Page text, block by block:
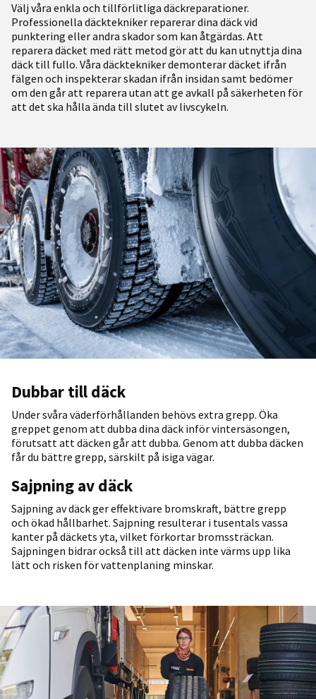
Välj våra enkla och tillförlitliga däckreparationer.
Professionella däcktekniker reparerar dina däck vid
punktering eller andra skador som kan åtgärdas. Att
reparera däcket med rätt metod gör att du kan utnyttja dina
däck till fullo. Våra däcktekniker demonterar däcket ifrån
fälgen och inspekterar skadan ifrån insidan samt bedömer
om den går att reparera utan att ge avkall på säkerheten för
att det ska hålla ända till slutet av livscykeln.
Dubbar till däck
Under svåra väderförhållanden behövs extra grepp. Öka
greppet genom att dubba dina däck inför vintersäsongen,
förutsatt att däcken går att dubba. Genom att dubba däcken
får du bättre grepp, särskilt på isiga vägar.
Sajpning av däck
Sajpning av däck ger effektivare bromskraft, bättre grepp
och ökad hållbarhet. Sajpning resulterar i tusentals vassa
kanter på däckets yta, vilket förkortar bromssträckan.
Sajpningen bidrar också till att däcken inte värms upp lika
lätt och risken för vattenplaning minskar.